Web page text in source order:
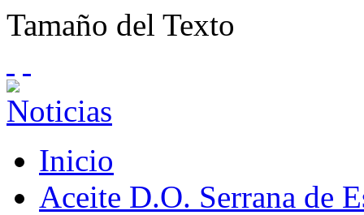
Tamaño del Texto
Inicio
Aceite D.O. Serrana de